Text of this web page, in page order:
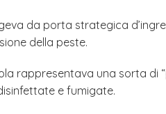
da porta strategica
della peste.
rappresentava una sorta
e fumigate.